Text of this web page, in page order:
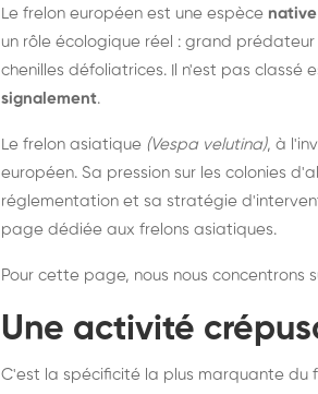
Le frelon européen est une espèce
un rôle écologique réel : grand
chenilles défoliatrices. Il n'est pas classé
signalement.
Le frelon asiatique (Vespa velutina), à
européen. Sa pression sur les colonies
réglementation et sa stratégie
page dédiée aux frelons asiatiques.
Pour cette page, nous nous concentrons
Une activité
C'est la spécificité la plus marquante du